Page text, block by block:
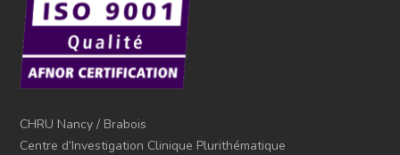
CHRU Nancy / Brabois
Centre d’Investigation Clinique Plurithématique